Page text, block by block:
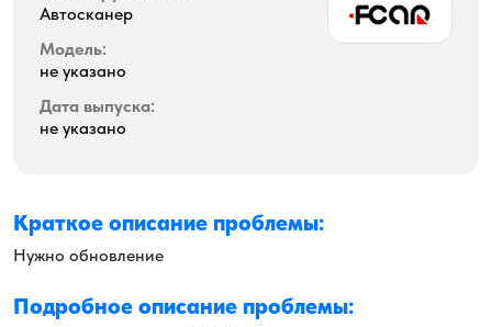
Автосканер
Модель:
не указано
Дата выпуска:
не указано
Краткое описание проблемы:
Нужно обновление
Подробное описание проблемы: